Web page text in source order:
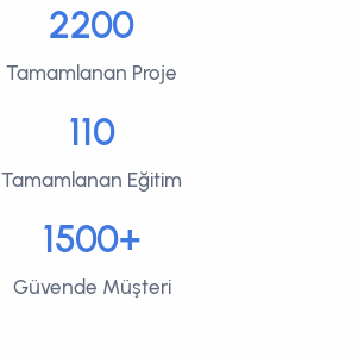
2200
Tamamlanan Proje
110
Tamamlanan Eğitim
1500+
Güvende Müşteri